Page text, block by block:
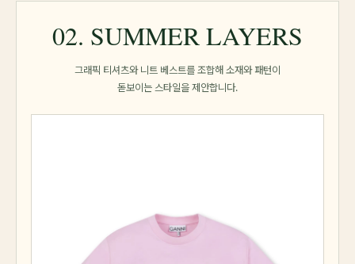
02. SUMMER LAYERS
그래픽 티셔츠와 니트 베스트를 조합해 소재와 패턴이
돋보이는 스타일을 제안합니다.